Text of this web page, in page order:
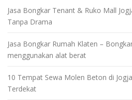
Jasa Bongkar Tenant & Ruko Mall
Tanpa Drama
Jasa Bongkar Rumah Klaten –
menggunakan alat berat
10 Tempat Sewa Molen Beton di
Terdekat